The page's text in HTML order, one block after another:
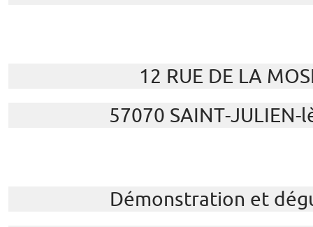
12 RUE DE LA
57070 SAINT-JULIEN-
Démonstration et